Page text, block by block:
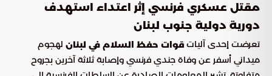
مقتل عسكري فرنسي إثر اعتداء استهدف
دورية دولية جنوب لبنان
تعرضت إحدى آليات قوات حفظ السلام في لبنان لهجوم
ميداني أسفر عن وفاة جندي فرنسي وإصابة ثلاثة آخرين بجروح